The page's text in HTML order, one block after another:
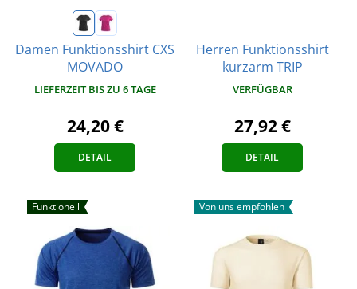
Damen Funktionsshirt CXS
MOVADO
LIEFERZEIT BIS ZU 6 TAGE
24,20 €
DETAIL
Herren Funktionsshirt
kurzarm TRIP
VERFÜGBAR
27,92 €
DETAIL
Funktionell Von uns empfohlen